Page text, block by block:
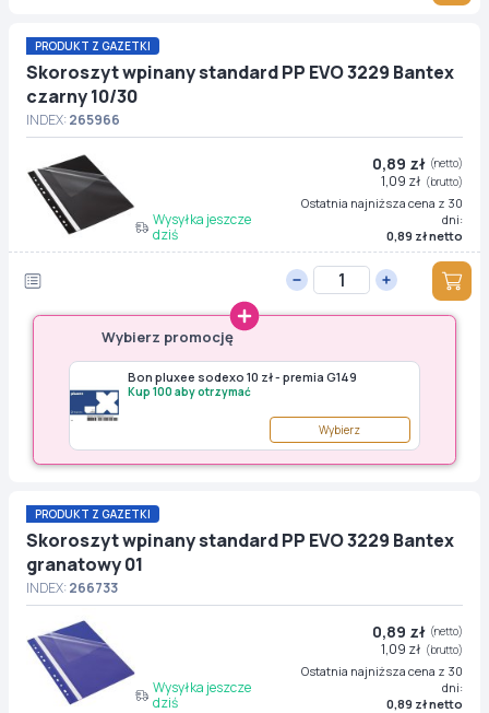
PRODUKT Z GAZETKI
Skoroszyt wpinany standard PP EVO 3229 Bantex
czarny 10/30
INDEX:265966
Wysyłka jeszcze
dziś
0,89 zł (netto)
1,09 zł (brutto)
Ostatnia najniższa cena z 30
dni:
0,89 zł netto
Wybierz promocję
Bon pluxee sodexo 10 zł - premia G149
Kup 100 aby otrzymać
Wybierz
PRODUKT Z GAZETKI
Skoroszyt wpinany standard PP EVO 3229 Bantex
granatowy 01
INDEX:266733
Wysyłka jeszcze
dziś
0,89 zł (netto)
1,09 zł (brutto)
Ostatnia najniższa cena z 30
dni:
0,89 zł netto